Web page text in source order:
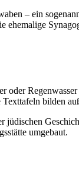
– ein
ehemalige
oder
bilden
umgebaut.